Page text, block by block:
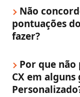
Não
pontuações
fazer?
Por que
CX em